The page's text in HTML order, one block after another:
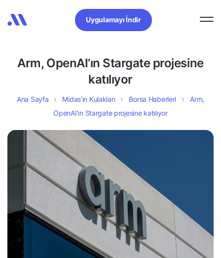
Uygulamayı İndir
Arm, OpenAI’ın Stargate projesine
katılıyor
Ana Sayfa Midas’ın Kulakları Borsa Haberleri
Arm,
OpenAI’ın Stargate projesine katılıyor